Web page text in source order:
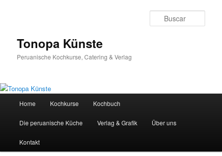
Tonopa Künste
Peruanische Kochkurse, Catering & Verlag
principal
Home Kochkurse Kochbuch
Die peruanische Küche Verlag & Grafik Über uns
Kontakt